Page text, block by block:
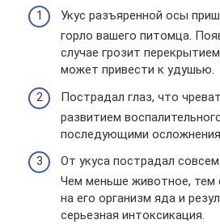
Укус разъяренной осы
горло вашего питомца.
случае грозит
может привести к удушью.
Пострадал глаз, что
развитием
последующими
От укуса пострадал
Чем меньше животное, тем
на его организм яда и
серьезная интоксикация.